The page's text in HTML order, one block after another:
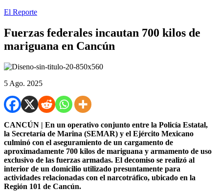
El Reporte
Fuerzas federales incautan 700 kilos de
mariguana en Cancún
5 Ago. 2025
CANCÚN | En un operativo conjunto entre la Policía Estatal,
la Secretaría de Marina (SEMAR) y el Ejército Mexicano
culminó con el aseguramiento de un cargamento de
aproximadamente 700 kilos de mariguana y armamento de uso
exclusivo de las fuerzas armadas. El decomiso se realizó al
interior de un domicilio utilizado presuntamente para
actividades relacionadas con el narcotráfico, ubicado en la
Región 101 de Cancún.